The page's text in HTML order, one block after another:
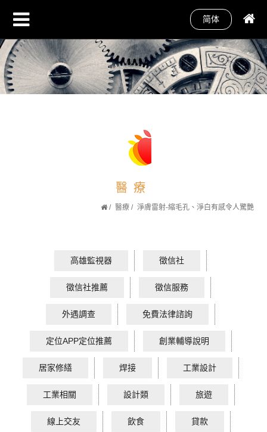
简体
醫療
醫療 淨膚雷射-縮毛孔、淨白有感令人驚艷
高雄監視器 徵信社
徵信社推薦 徵信服務
外遇調查 免費法律諮詢
定位APP定位推薦 創業輔導說明
居家修繕 焊接 工業設計
工業相關 設計類 旅遊
線上交友 飲食 貸款